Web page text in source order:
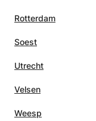
Rotterdam
Soest
Utrecht
Velsen
Weesp